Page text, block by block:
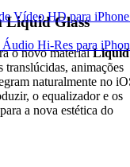
Vídeo HD para
Hi-Res para
Liquid Glass
o novo materialLiquid
animações
naturalmente no
o equalizador e os
a nova estética do